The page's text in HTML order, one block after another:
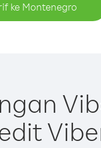
ke Montenegro